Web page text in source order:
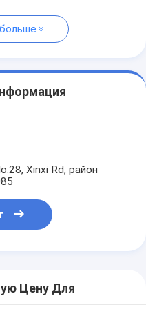
Xinxi Rd, район
Цену Для